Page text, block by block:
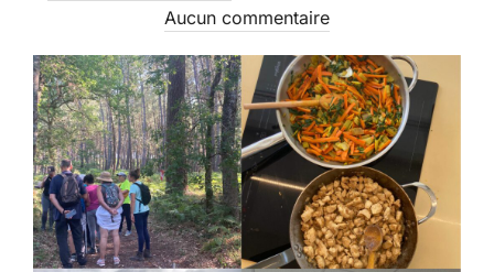
le
Aucun commentaire